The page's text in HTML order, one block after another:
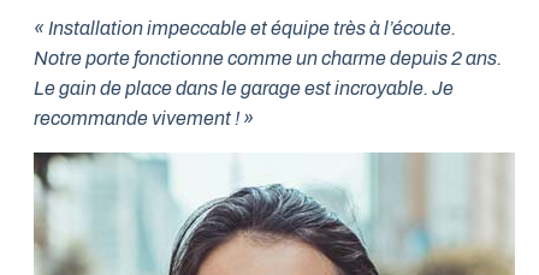
« Installation impeccable et équipe très à l’écoute.
Notre porte fonctionne comme un charme depuis 2 ans.
Le gain de place dans le garage est incroyable. Je
recommande vivement ! »